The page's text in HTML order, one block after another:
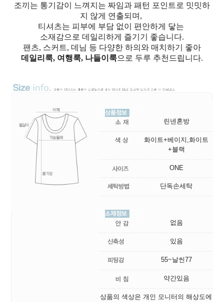
조끼는 통기감이 느껴지는 짜임과 패턴 포인트로 밋밋하
지 않게 연출되며,
티셔츠는 피부에 부담 없이 편안하게 닿는
소재감으로 데일리하게 즐기기 좋습니다.
팬츠, 스커트, 데님 등 다양한 하의와 매치하기 좋아
데일리룩, 여행룩, 나들이룩으로 두루 추천드립니다.
린넨혼방
화이트+베이지,화이트
+블랙
ONE
단독손세탁
없음
있음
55~날씬77
약간있음
상품의 색상은 개인 모니터의 해상도에